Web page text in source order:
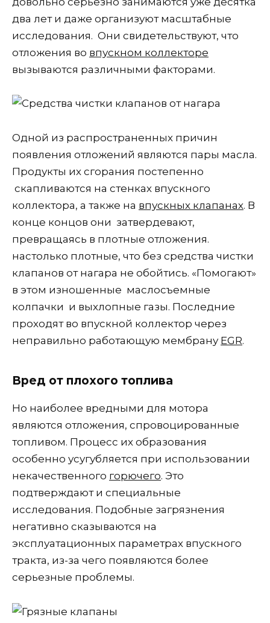
два лет и даже организуют масштабные
исследования. Они свидетельствуют, что
отложения во впускном коллекторе
вызываются различными факторами.
Одной из распространенных причин
появления отложений являются пары масла.
Продукты их сгорания постепенно
скапливаются на стенках впускного
коллектора, а также на впускных клапанах. В
конце концов они затвердевают,
превращаясь в плотные отложения.
настолько плотные, что без средства чистки
клапанов от нагара не обойтись. «Помогают»
в этом изношенные маслосъемные
колпачки и выхлопные газы. Последние
проходят во впускной коллектор через
неправильно работающую мембрану EGR.
Вред от плохого топлива
Но наиболее вредными для мотора
являются отложения, спровоцированные
топливом. Процесс их образования
особенно усугубляется при использовании
некачественного горючего. Это
подтверждают и специальные
исследования. Подобные загрязнения
негативно сказываются на
эксплуатационных параметрах впускного
тракта, из-за чего появляются более
серьезные проблемы.